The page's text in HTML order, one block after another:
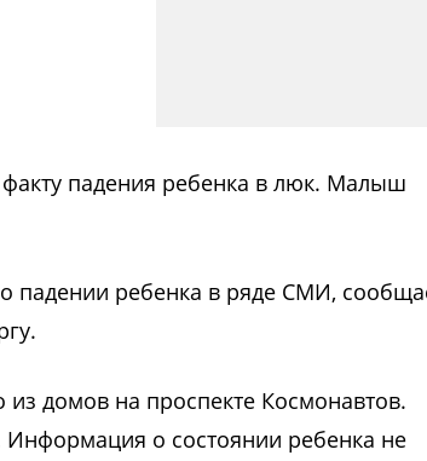
факту падения ребенка в люк. Малыш
падении ребенка в ряде СМИ,
домов на проспекте Космонавтов.
о состоянии ребенка не